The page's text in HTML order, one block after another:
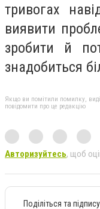
тривогах
виявити
зробити й
знадобиться
Якщо ви помітили помилку,
повідомити про це редакцію
Авторизуйтесь, щоб
Поділіться та